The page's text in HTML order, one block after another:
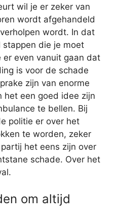
wil je er zeker van
wordt afgehandeld
wordt. In dat
stappen die je moet
even vanuit gaan dat
is voor de schade
zijn van enorme
het een goed idee zijn
te bellen. Bij
politie er over het
te worden, zeker
het eens zijn over
schade. Over het
om altijd